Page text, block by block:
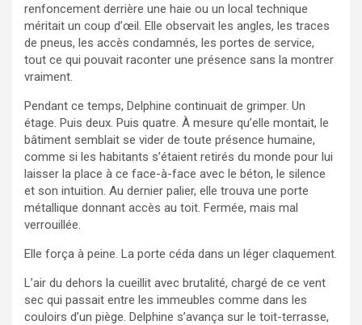
renfoncement derrière une haie ou un local technique
méritait un coup d’œil. Elle observait les angles, les traces
de pneus, les accès condamnés, les portes de service,
tout ce qui pouvait raconter une présence sans la montrer
vraiment.
Pendant ce temps, Delphine continuait de grimper. Un
étage. Puis deux. Puis quatre. À mesure qu’elle montait, le
bâtiment semblait se vider de toute présence humaine,
comme si les habitants s’étaient retirés du monde pour lui
laisser la place à ce face-à-face avec le béton, le silence
et son intuition. Au dernier palier, elle trouva une porte
métallique donnant accès au toit. Fermée, mais mal
verrouillée.
Elle força à peine. La porte céda dans un léger claquement.
L’air du dehors la cueillit avec brutalité, chargé de ce vent
sec qui passait entre les immeubles comme dans les
couloirs d’un piège. Delphine s’avança sur le toit-terrasse,